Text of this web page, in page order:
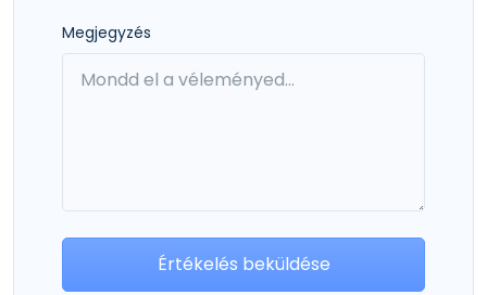
Megjegyzés
Értékelés beküldése